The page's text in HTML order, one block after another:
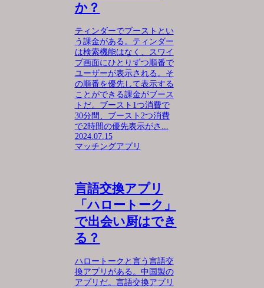
か？
ティンダーでブーストとい
う課金がある。ティンダー
は検索機能はなく、スワイ
プ画面にひとりずつ順番で
ユーザーが表示される。そ
の順番を優先して表示する
ことができる課金がブース
トだ。ブースト1つ消費で
30分間、ブースト2つ消費
で2時間の優先表示がさ...
2024.07.15
マッチングアプリ
言語交換アプリ
「ハロートーク」
で出会い厨はでき
る？
ハロートークと言う言語交
換アプリがある。中国製の
アプリだ。言語交換アプリ